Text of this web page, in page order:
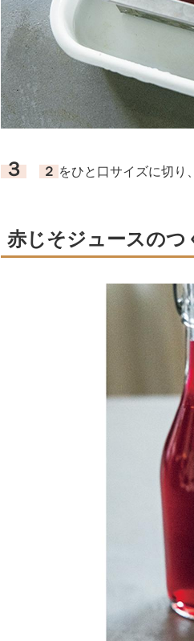
３ ２ をひと口サイズに切り
赤じそジュースのつ